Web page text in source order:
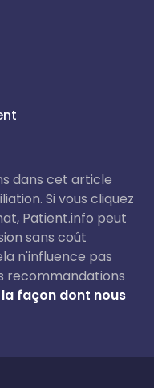
dans cet article
Si vous cliquez
Patient.info peut
sans coût
n'influence pas
recommandations
la façon dont nous